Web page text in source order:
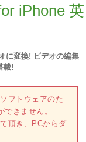
iPhone 英
に変換! ビデオの編集
載!
フトウェアのた
きません。
頂き、PCからダ